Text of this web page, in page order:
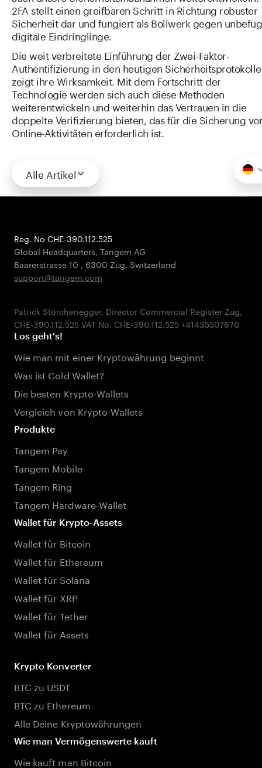
2FA stellt einen greifbaren Schritt in Richtung robuster
Sicherheit dar und fungiert als Bollwerk gegen
digitale Eindringlinge.
Die weit verbreitete Einführung der Zwei-Faktor-
Authentifizierung in den heutigen
zeigt ihre Wirksamkeit. Mit dem Fortschritt der
Technologie werden sich auch diese Methoden
weiterentwickeln und weiterhin das Vertrauen in die
doppelte Verifizierung bieten, das für die Sicherung
Online-Aktivitäten erforderlich ist.
Alle Artikel
Reg. No CHE-390.112.525
Global Headquarters, Tangem AG
Baarerstrasse 10 , 6300 Zug, Switzerland
support@tangem.com
Patrick Storchenegger, Director Commercial Register Zug,
Los geht's!
Wie man mit einer Kryptowährung beginnt
Was ist Cold Wallet?
Die besten Krypto-Wallets
Vergleich von Krypto-Wallets
Produkte
Tangem Pay
Tangem Mobile
Tangem Ring
Tangem Hardware-Wallet
Wallet für Krypto-Assets
Wallet für Bitcoin
Wallet für Ethereum
Wallet für Solana
Wallet für XRP
Wallet für Tether
Wallet für Assets
Krypto Konverter
BTC zu USDT
BTC zu Ethereum
Alle Deine Kryptowährungen
Wie man Vermögenswerte kauft
Wie kauft man Bitcoin